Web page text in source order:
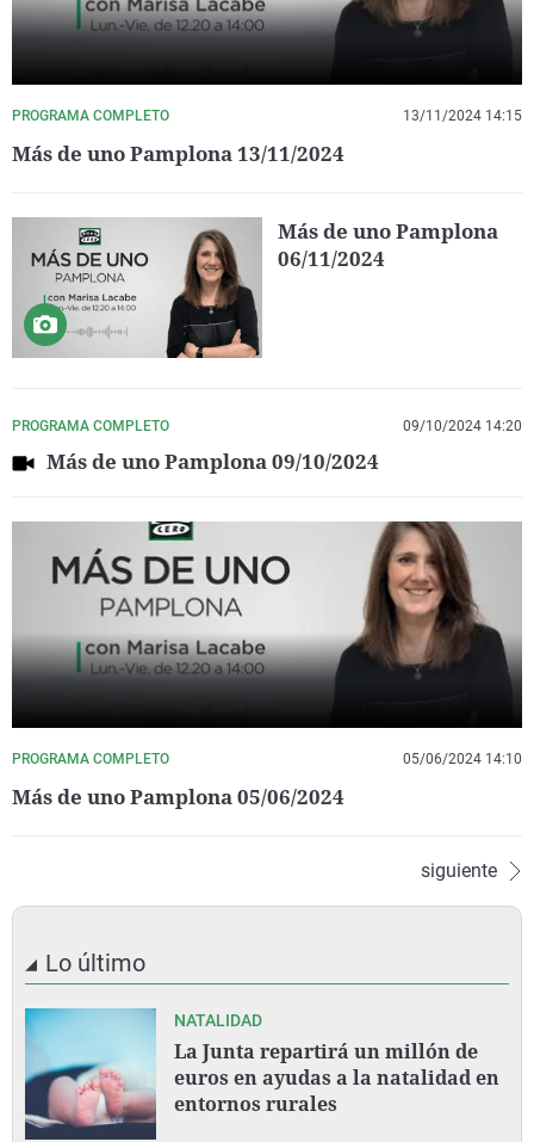
PROGRAMA COMPLETO 13/11/2024 14:15
Más de uno Pamplona 13/11/2024
Más de uno Pamplona
06/11/2024
PROGRAMA COMPLETO 09/10/2024 14:20
Más de uno Pamplona 09/10/2024
PROGRAMA COMPLETO 05/06/2024 14:10
Más de uno Pamplona 05/06/2024
siguiente
Lo último
NATALIDAD
La Junta repartirá un millón de
euros en ayudas a la natalidad en
entornos rurales